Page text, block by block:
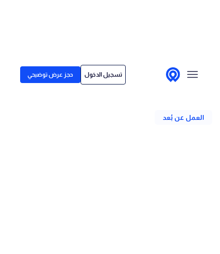
تسجيل الدخول حجز عرض توضيحي
لمن نقدم خدماتنا
الأسعار
رجوع
العمل عن بُعد